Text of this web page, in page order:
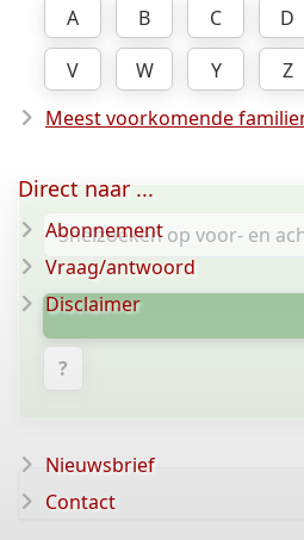
A
B C D
V
W Y Z
Meest voorkomende
?
Direct naar ...
Abonnement
Vraag/antwoord
Disclaimer
Nieuwsbrief
Contact